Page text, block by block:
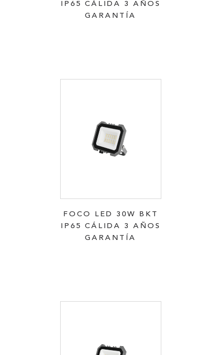
IP65 CÁLIDA 3 AÑOS
GARANTÍA
FOCO LED 30W BKT
IP65 CÁLIDA 3 AÑOS
GARANTÍA